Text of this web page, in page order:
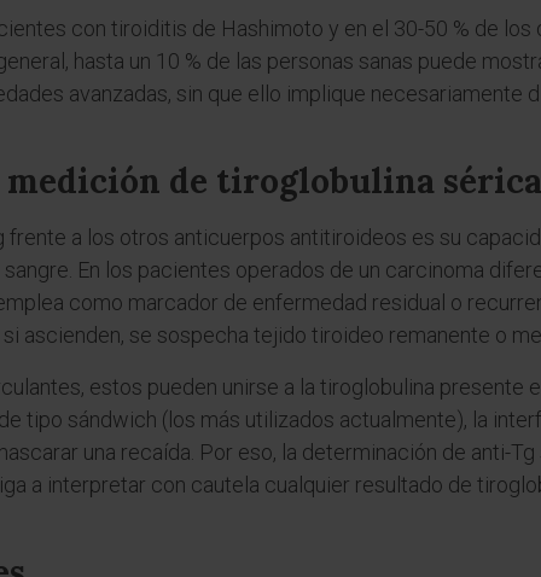
con tiroiditis de Hashimoto y en el 30-50 % de
hasta un 10 % de las personas sanas puede
avanzadas, sin que ello implique necesariamente
de tiroglobulina sérica
frente a los otros anticuerpos antitiroideos es su
En los pacientes operados de un carcinoma
como marcador de enfermedad residual o
ascienden, se sospecha tejido tiroideo remanente o
estos pueden unirse a la tiroglobulina presente
tipo sándwich (los más utilizados actualmente), la
una recaída. Por eso, la determinación de anti-
a interpretar con cautela cualquier resultado de